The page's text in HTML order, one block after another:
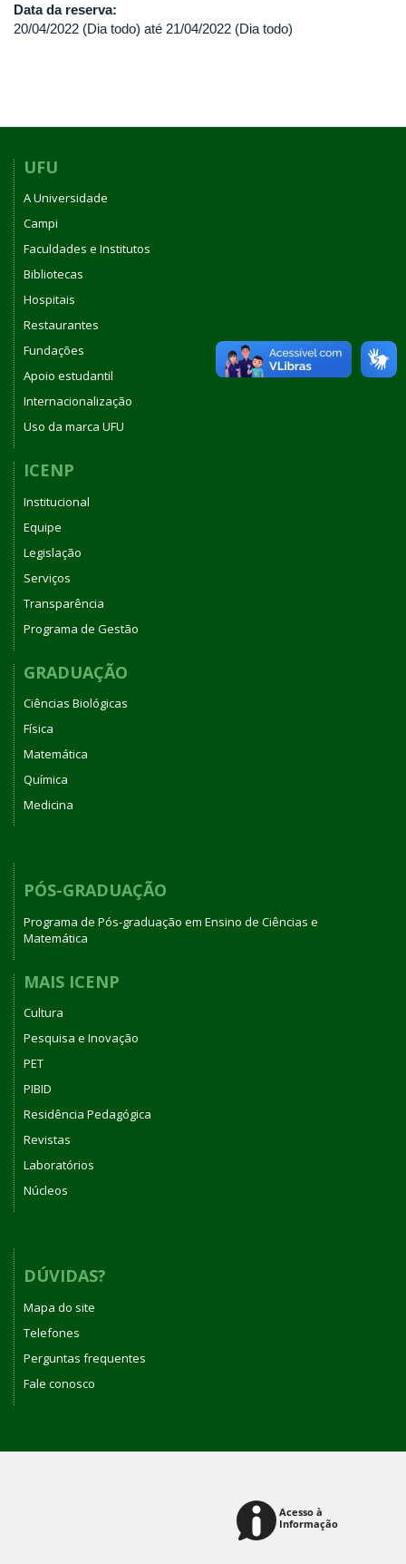
Data da reserva:
20/04/2022 (Dia todo) até 21/04/2022 (Dia todo)
UFU
A Universidade
Campi
Faculdades e Institutos
Bibliotecas
Hospitais
Restaurantes
Fundações
Apoio estudantil
Internacionalização
Uso da marca UFU
ICENP
Institucional
Equipe
Legislação
Serviços
Transparência
Programa de Gestão
GRADUAÇÃO
Ciências Biológicas
Física
Matemática
Química
Medicina
PÓS-GRADUAÇÃO
Programa de Pós-graduação em Ensino de Ciências e
Matemática
MAIS ICENP
Cultura
Pesquisa e Inovação
PET
PIBID
Residência Pedagógica
Revistas
Laboratórios
Núcleos
DÚVIDAS?
Mapa do site
Telefones
Perguntas frequentes
Fale conosco